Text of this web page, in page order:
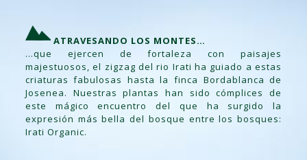
ATRAVESANDO LOS MONTES…
…que ejercen de fortaleza con paisajes
majestuosos, el zigzag del rio Irati ha guiado a estas
criaturas fabulosas hasta la finca Bordablanca de
Josenea. Nuestras plantas han sido cómplices de
este mágico encuentro del que ha surgido la
expresión más bella del bosque entre los bosques:
Irati Organic.